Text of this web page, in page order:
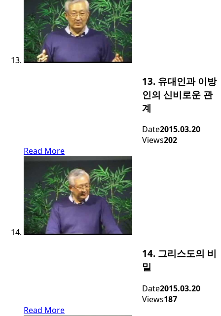
13. 유대인과 이방
인의 신비로운 관
계
Date2015.03.20
Views202
Read More
14. 그리스도의 비
밀
Date2015.03.20
Views187
Read More